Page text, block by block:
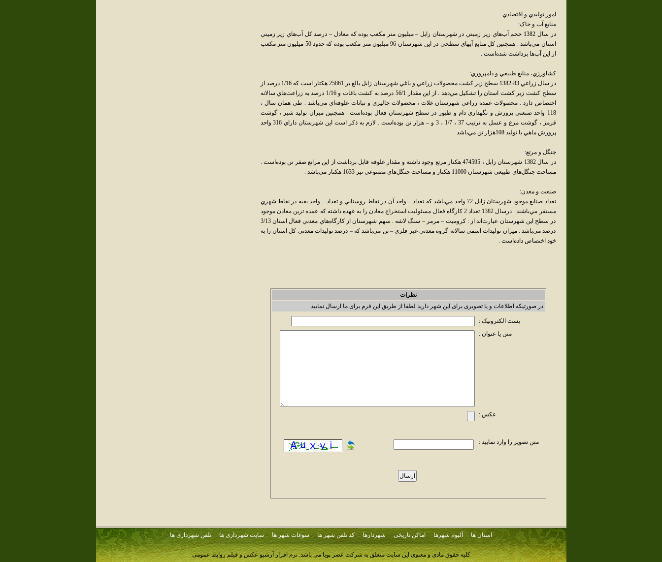
امور توليدي و اقتصادي
منابع آب و خاک:
در سال 1382 حجم آب‌هاي زير زميني در شهرستان زابل – ميليون متر مکعب بوده که معادل – درصد کل آب‌هاي زير زميني
استان مي‌باشد . همچنين کل منابع آبهاي سطحي در اين شهرستان 96 ميليون متر مکعب بوده که حدود 50 ميليون متر مکعب
از اين آب‌ها برداشت شده‌است .
کشاورزي، منابع طبيعي و دامپروري:
در سال زراعي 83-1382 سطح زير کشت محصولات زراعي و باغي شهرستان زابل بالغ بر 25861 هکتار است که 1/16 درصد از
سطح کشت زير کشت استان را تشکيل مي‌دهد . از اين مقدار 56/1 درصد به کشت باغات و 1/16 درصد به زراعت‌هاي سالانه
اختصاص دارد . محصولات عمده زراعي شهرستان غلات ، محصولات جاليزي و نباتات علوفه‌اي مي‌باشد . طي همان سال ،
118 واحد صنعتي پرورش و نگهداري دام و طيور در سطح شهرستان فعال بوده‌است . همچنين ميزان توليد شير ، گوشت
قرمز ، گوشت مرغ و عسل به ترتيب 37 ، 1/7 ، 3 و – هزار تن بوده‌است . لازم به ذکر است اين شهرستان داراي 316 واحد
پرورش ماهي با توليد 108هزار تن مي‌باشد.
جنگل و مرتع:
در سال 1382 شهرستان زابل ، 474595 هکتار مرتع وجود داشته و مقدار علوفه قابل برداشت از اين مراتع صفر تن بوده‌است .
مساحت جنگل‌هاي طبيعي شهرستان 11000 هکتار و مساحت جنگل‌هاي مصنوعي نيز 1633 هکتار مي‌باشد .
صنعت و معدن:
تعداد صنايع موجود شهرستان زابل 72 واحد مي‌باشد که تعداد – واحد آن در نقاط روستايي و تعداد – واحد بقيه در نقاط شهري
مستقر مي‌باشند . درسال 1382 تعداد 2 کارگاه فعال مسئوليت استخراج معادن را به عهده داشته که عمده ترين معادن موجود
در سطح اين شهرستان عبارت‌اند از : کروميت – مرمر – سنگ لاشه . سهم شهرستان از کارگاه‌هاي معدني فعال استان 3/13
درصد مي‌باشد . ميزان توليدات اسمي سالانه گروه معدني غير فلزي – تن مي‌باشد که – درصد توليدات معدني کل استان را به
خود اختصاص داده‌است .
نظرات
در صورتیکه اطلاعات و یا تصویری برای این شهر دارید لطفا از طریق این فرم برای ما ارسال نمایید.
پست الکترونیک :
متن یا عنوان :
عکس :
متن تصویر را وارد نمایید :
استان ها آلبوم شهرها اماکن تاریخی شهردارها کد تلفن شهر ها سوغات شهر ها سایت شهرداری ها تلفن شهرداری ها
کلیه حقوق مادی و معنوی این سایت متعلق به شرکت عصر پویا می باشد.نرم افزار آرشیو عکس و فیلم روابط عمومی